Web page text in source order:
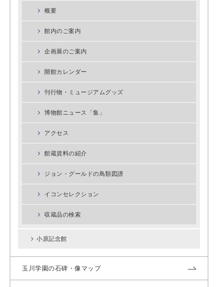
概要
館内のご案内
企画展のご案内
開館カレンダー
刊行物・ミュージアムグッズ
博物館ニュース「集」
アクセス
館蔵資料の紹介
ジョン・グールドの鳥類図譜
イコンセレクション
収蔵品の検索
小原記念館
玉川学園の石碑・像マップ